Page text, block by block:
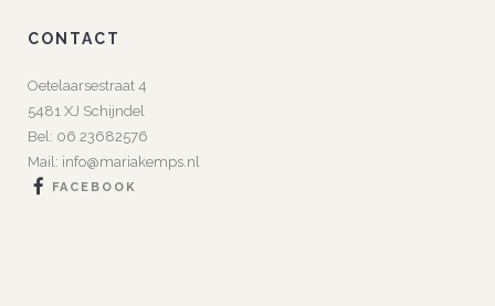
CONTACT
Oetelaarsestraat 4
5481 XJ Schijndel
Bel: 06 23682576
Mail: info@mariakemps.nl
FACEBOOK